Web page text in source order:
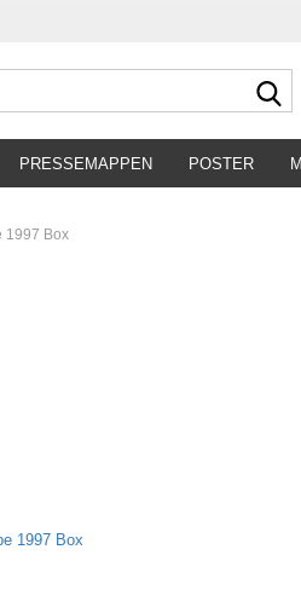
PRESSEMAPPEN POSTER
1997 Box